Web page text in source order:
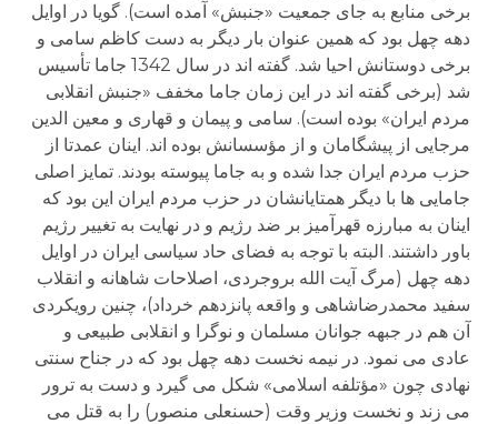
برخی منابع به جای جمعیت «جنبش» آمده است). گویا در اوایل
دهه چهل بود که همین عنوان بار دیگر به دست کاظم سامی و
برخی دوستانش احیا شد. گفته اند در سال 1342 جاما تأسیس
شد (برخی گفته اند در این زمان جاما مخفف «جنبش انقلابی
مردم ایران» بوده است). سامی و پیمان و قهاری و معین الدین
مرجایی از پیشگامان و از مؤسسانش بوده اند. اینان عمدتا از
حزب مردم ایران جدا شده و به جاما پیوسته بودند. تمایز اصلی
جامایی ها با دیگر همتایانشان در حزب مردم ایران این بود که
اینان به مبارزه قهرآمیز بر ضد رژیم و در نهایت به تغییر رژیم
باور داشتند. البته با توجه به فضای حاد سیاسی ایران در اوایل
دهه چهل (مرگ آیت الله بروجردی، اصلاحات شاهانه و انقلاب
سفید محمدرضاشاهی و واقعه پانزدهم خرداد)، چنین رویکردی
آن هم در جبهه جوانان مسلمان و نوگرا و انقلابی طبیعی و
عادی می نمود. در نیمه نخست دهه چهل بود که در جناح سنتی
نهادی چون «مؤتلفه اسلامی» شکل می گیرد و دست به ترور
می زند و نخست وزیر وقت (حسنعلی منصور) را به قتل می